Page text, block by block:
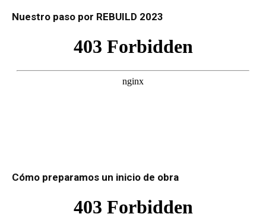
Nuestro paso por REBUILD 2023
Cómo preparamos un inicio de obra